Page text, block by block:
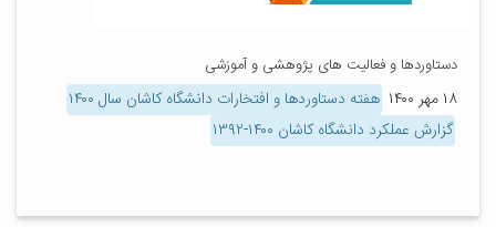
دستاوردها و فعالیت های پژوهشی و آموزشی
۱۸ مهر ۱۴۰۰
هفته دستاوردها و افتخارات دانشگاه کاشان سال ۱۴۰۰
گزارش عملکرد دانشگاه کاشان ۱۴۰۰-۱۳۹۲